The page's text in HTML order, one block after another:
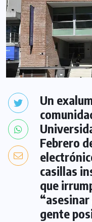
Un
Febrero
casillas
que
gente